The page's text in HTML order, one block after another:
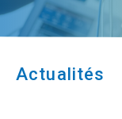
Actualités